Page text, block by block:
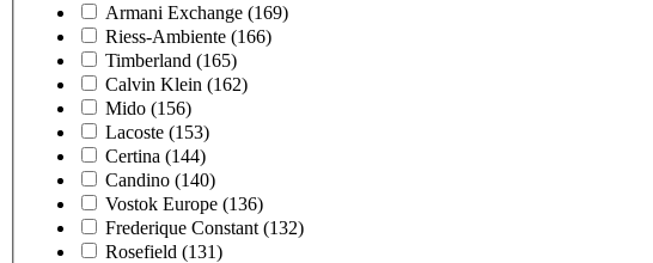
Armani Exchange (169)
Riess-Ambiente (166)
Timberland (165)
Calvin Klein (162)
Mido (156)
Lacoste (153)
Certina (144)
Candino (140)
Vostok Europe (136)
Frederique Constant (132)
Rosefield (131)